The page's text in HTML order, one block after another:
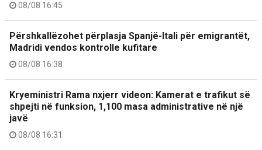
08/08 16:45
Përshkallëzohet përplasja Spanjë-Itali për emigrantët,
Madridi vendos kontrolle kufitare
08/08 16:38
Kryeministri Rama nxjerr videon: Kamerat e trafikut së
shpejti në funksion, 1,100 masa administrative në një
javë
08/08 16:31